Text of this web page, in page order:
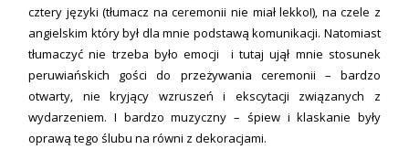
cztery języki (tłumacz na ceremonii nie miał lekko!), na czele z
angielskim który był dla mnie podstawą komunikacji. Natomiast
tłumaczyć nie trzeba było emocji
i tutaj ujął mnie stosunek
peruwiańskich gości do przeżywania ceremonii – bardzo
otwarty, nie kryjący wzruszeń i ekscytacji związanych z
wydarzeniem. I bardzo muzyczny – śpiew i klaskanie były
oprawą tego ślubu na równi z dekoracjami.